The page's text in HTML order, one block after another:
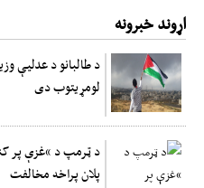
اړوند خبرونه
د طالبانو د عدلیې
لومړیتوب دی
د ټرمپ د “غزې پر
پلان پراخه مخالفت